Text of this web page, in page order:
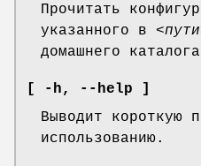
Прочитать
указанного в
домашнего каталога
[ -h,
--help ]
Выводит короткую
использованию.